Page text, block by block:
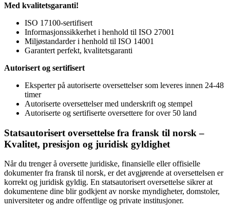
Med kvalitetsgaranti!
ISO 17100-sertifisert
Informasjonssikkerhet i henhold til ISO 27001
Miljøstandarder i henhold til ISO 14001
Garantert perfekt, kvalitetsgaranti
Autorisert og sertifisert
Eksperter på autoriserte oversettelser som leveres innen 24-48
timer
Autoriserte oversettelser med underskrift og stempel
Autoriserte og sertifiserte oversettere for over 50 land
Statsautorisert oversettelse fra fransk til norsk –
Kvalitet, presisjon og juridisk gyldighet
Når du trenger å oversette juridiske, finansielle eller offisielle
dokumenter fra fransk til norsk, er det avgjørende at oversettelsen er
korrekt og juridisk gyldig. En statsautorisert oversettelse sikrer at
dokumentene dine blir godkjent av norske myndigheter, domstoler,
universiteter og andre offentlige og private institusjoner.